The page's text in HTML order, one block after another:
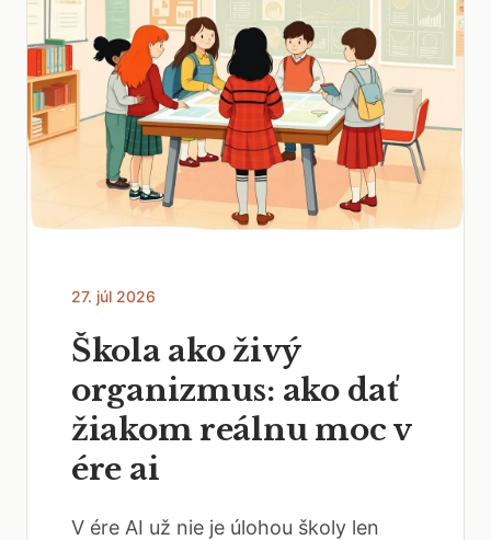
27. júl 2026
Škola ako živý
organizmus: ako dať
žiakom reálnu moc v
ére ai
V ére AI už nie je úlohou školy len